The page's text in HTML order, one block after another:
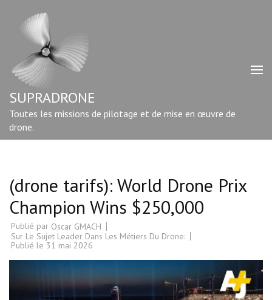
contenu
Entrée)
SUPRADRONE
Toutes les missions de pilotage et de mise en œuvre de
drone.
(drone tarifs): World Drone Prix
Champion Wins $250,000
Publié par Oscar GMACH
Sur Le Sujet Leader Dans Les Métiers Du Drone:
Publié le 31 mai 2026